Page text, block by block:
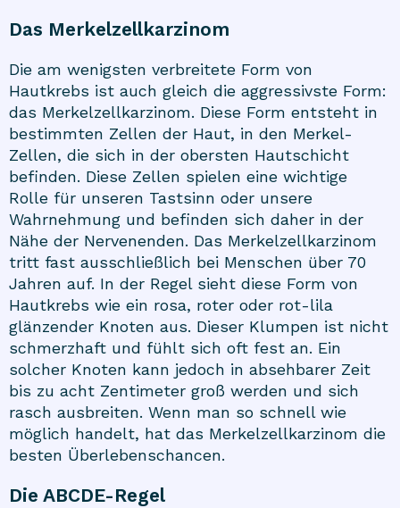
Das Merkelzellkarzinom
Die am wenigsten verbreitete Form von
Hautkrebs ist auch gleich die aggressivste Form:
das Merkelzellkarzinom. Diese Form entsteht in
bestimmten Zellen der Haut, in den Merkel-
Zellen, die sich in der obersten Hautschicht
befinden. Diese Zellen spielen eine wichtige
Rolle für unseren Tastsinn oder unsere
Wahrnehmung und befinden sich daher in der
Nähe der Nervenenden. Das Merkelzellkarzinom
tritt fast ausschließlich bei Menschen über 70
Jahren auf. In der Regel sieht diese Form von
Hautkrebs wie ein rosa, roter oder rot-lila
glänzender Knoten aus. Dieser Klumpen ist nicht
schmerzhaft und fühlt sich oft fest an. Ein
solcher Knoten kann jedoch in absehbarer Zeit
bis zu acht Zentimeter groß werden und sich
rasch ausbreiten. Wenn man so schnell wie
möglich handelt, hat das Merkelzellkarzinom die
besten Überlebenschancen.
Die ABCDE-Regel